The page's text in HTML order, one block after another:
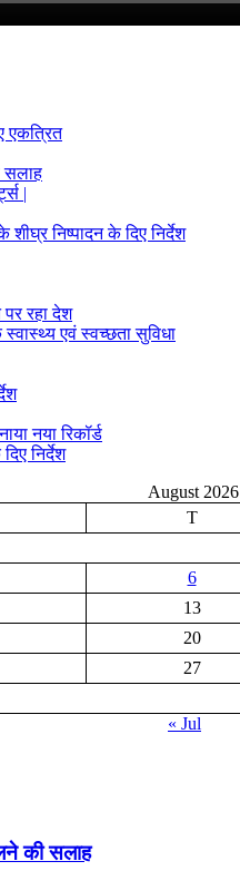
एकत्रित
सलाह
|
निष्पादन के दिए निर्देश
रहा देश
एवं स्वच्छता सुविधा
नया रिकॉर्ड
निर्देश
August 2026
T
6
13
20
27
« Jul
की सलाह